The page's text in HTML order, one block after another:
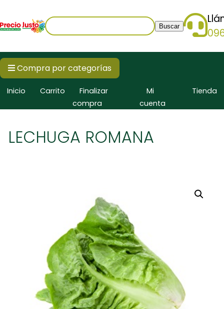
Compra por categorías
Inicio Carrito
Finalizar
compra
Mi
cuenta
Tienda
LECHUGA ROMANA